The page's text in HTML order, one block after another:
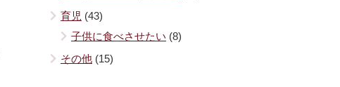
育児 (43)
子供に食べさせたい (8)
その他 (15)